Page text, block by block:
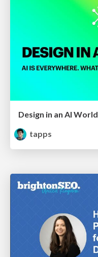
Design in an AI World
tapps